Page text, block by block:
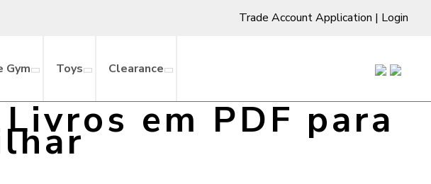
Trade Account Application | Login
Gym Toys Clearance
em PDF para